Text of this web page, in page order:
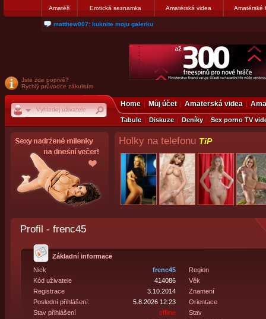
Amatéři Erotická seznamka Amatérská videa Amatérské
nanosekunda187: Hanka servis Praha Bulharská 10, tel:775674237
Jste zde poprvé?
Rychlý průvodce zákulisím
Home Můj účet Amaterská videa
Tabule Diskuze Deníky Sex porno TV
Holky na telefonu TiP
Profil - frenc45
Základní informace
Nick
frenc45
Kód uživatele
414086
Registrace
3.10.2014
Poslední přihlášení:
5.8.2026 12:23
Stav přihlášení
offline
Region
Věk
Znamení
Orientace
Stav